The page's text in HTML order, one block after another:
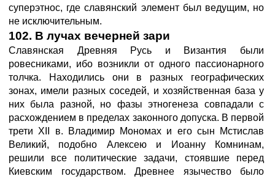
суперэтнос, где славянский элемент был ведущим, но
не исключительным.
102. В лучах вечерней зари
Славянская Древняя Русь и Византия были
ровесниками, ибо возникли от одного пассионарного
толчка. Находились они в разных географических
зонах, имели разных соседей, и хозяйственная база у
них была разной, но фазы этногенеза совпадали с
расхождением в пределах законного допуска. В первой
трети XII в. Владимир Мономах и его сын Мстислав
Великий, подобно Алексею и Иоанну Комнинам,
решили все политические задачи, стоявшие перед
Киевским государством. Древнее язычество было